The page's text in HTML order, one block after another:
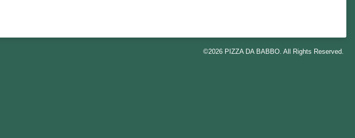
©2026 PIZZA DA BABBO. All Rights Reserved.